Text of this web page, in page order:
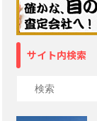
サイト内検索